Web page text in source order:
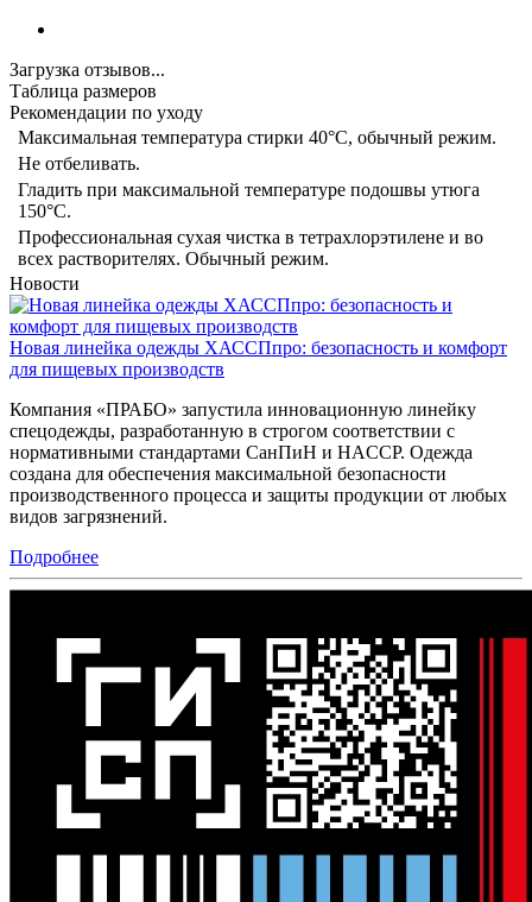
Загрузка отзывов...
Таблица размеров
Рекомендации по уходу
Максимальная температура стирки 40°C, обычный режим.
Не отбеливать.
Гладить при максимальной температуре подошвы утюга
150°С.
Профессиональная сухая чистка в тетрахлорэтилене и во
всех растворителях. Обычный режим.
Новости
Новая линейка одежды ХАССПпро: безопасность и комфорт
для пищевых производств
Компания «ПРАБО» запустила инновационную линейку
спецодежды, разработанную в строгом соответствии с
нормативными стандартами СанПиН и HACCP. Одежда
создана для обеспечения максимальной безопасности
производственного процесса и защиты продукции от любых
видов загрязнений.
Подробнее